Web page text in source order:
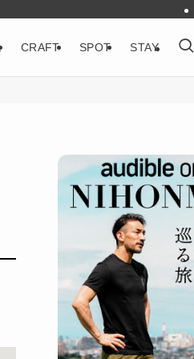
CRAFT SPOT STAY